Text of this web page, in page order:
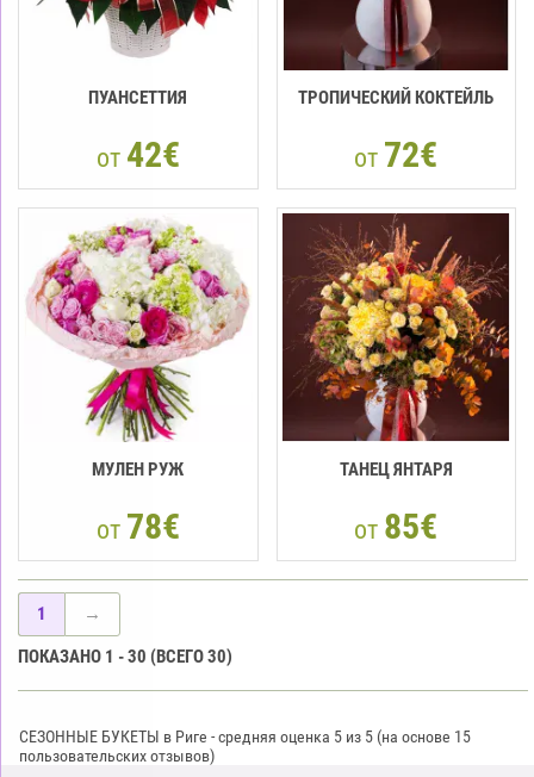
ПУАНСЕТТИЯ
от 42€
ТРОПИЧЕСКИЙ КОКТЕЙЛЬ
от 72€
МУЛЕН РУЖ
от 78€
ТАНЕЦ ЯНТАРЯ
от 85€
1
→
ПОКАЗАНО 1 -30 (ВСЕГО30)
СЕЗОННЫЕ БУКЕТЫ в Риге -средняя оценка 5 из 5 (на основе 15
пользовательских отзывов)